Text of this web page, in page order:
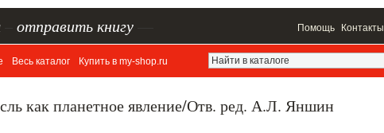
отправить книгу Помощь Контакты
Весь каталог Купить в my-shop.ru
как планетное явление/Отв. ред. А.Л. Яншин